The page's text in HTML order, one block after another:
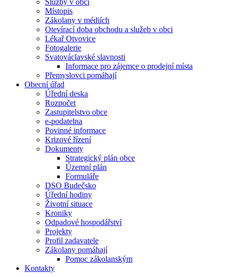
Služby v obci
Místopis
Zákolany v médiích
Otevírací doba obchodu a služeb v obci
Lékař Otvovice
Fotogalerie
Svatováclavské slavnosti
Informace pro zájemce o prodejní místa
Přemyslovci pomáhají
Obecní úřad
Úřední deska
Rozpočet
Zastupitelstvo obce
e-podatelna
Povinné informace
Krizové řízení
Dokumenty
Strategický plán obce
Územní plán
Formuláře
DSO Budečsko
Úřední hodiny
Životní situace
Kroniky
Odpadové hospodářství
Projekty
Profil zadavatele
Zákolany pomáhají
Pomoc zákolanským
Kontakty